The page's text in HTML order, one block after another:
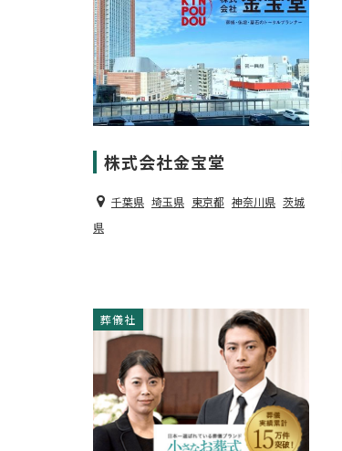
株式会社金宝堂
千葉県 埼玉県 東京都 神奈川県 茨城
県
葬儀社